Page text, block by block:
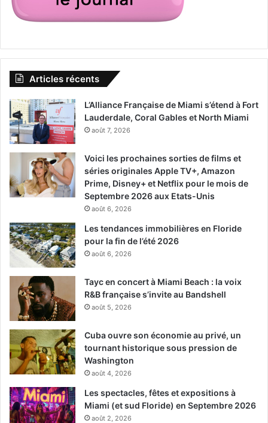
Articles récents
L’Alliance Française de Miami s’étend à Fort
Lauderdale, Coral Gables et North Miami
août 7, 2026
Voici les prochaines sorties de films et
séries originales Apple TV+, Amazon
Prime, Disney+ et Netflix pour le mois de
Septembre 2026 aux Etats-Unis
août 6, 2026
Les tendances immobilières en Floride
pour la fin de l’été 2026
août 6, 2026
Tayc en concert à Miami Beach : la voix
R&B française s’invite au Bandshell
août 5, 2026
Cuba ouvre son économie au privé, un
tournant historique sous pression de
Washington
août 4, 2026
Les spectacles, fêtes et expositions à
Miami (et sud Floride) en Septembre 2026
août 2, 2026